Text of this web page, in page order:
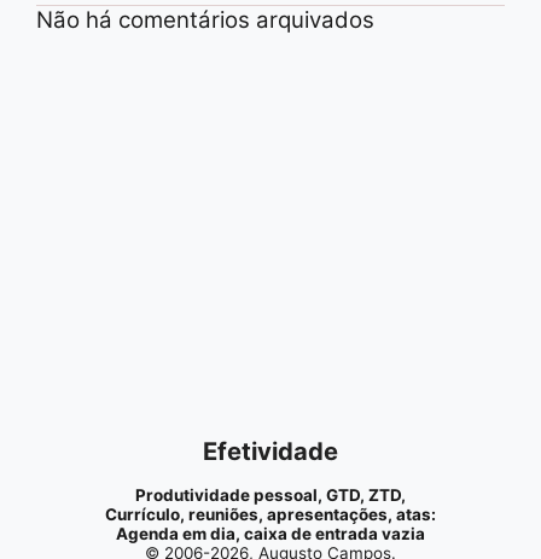
Não há comentários arquivados
Efetividade
Produtividade pessoal, GTD, ZTD,
Currículo, reuniões, apresentações, atas:
Agenda em dia, caixa de entrada vazia
© 2006-2026, Augusto Campos.